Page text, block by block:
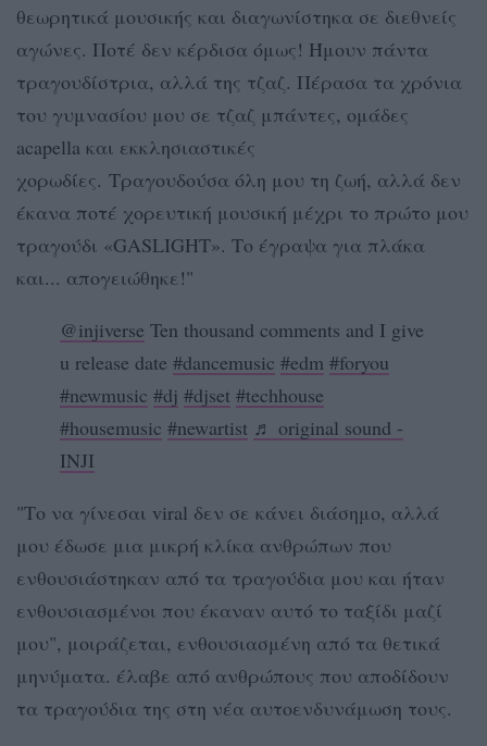
θεωρητικά μουσικής και διαγωνίστηκα σε διεθνείς
αγώνες. Ποτέ δεν κέρδισα όμως! Ήμουν πάντα
τραγουδίστρια, αλλά της τζαζ. Πέρασα τα χρόνια
του γυμνασίου μου σε τζαζ μπάντες, ομάδες
acapella και εκκλησιαστικές
χορωδίες. Τραγουδούσα όλη μου τη ζωή, αλλά δεν
έκανα ποτέ χορευτική μουσική μέχρι το πρώτο μου
τραγούδι «GASLIGHT». Το έγραψα για πλάκα
και... απογειώθηκε!"
@injiverse Ten thousand comments and I give
u release date #dancemusic #edm #foryou
#newmusic #dj #djset #techhouse
#housemusic #newartist ♬ original sound -
INJI
"Το να γίνεσαι viral δεν σε κάνει διάσημο, αλλά
μου έδωσε μια μικρή κλίκα ανθρώπων που
ενθουσιάστηκαν από τα τραγούδια μου και ήταν
ενθουσιασμένοι που έκαναν αυτό το ταξίδι μαζί
μου", μοιράζεται, ενθουσιασμένη από τα θετικά
μηνύματα. έλαβε από ανθρώπους που αποδίδουν
τα τραγούδια της στη νέα αυτοενδυνάμωση τους.